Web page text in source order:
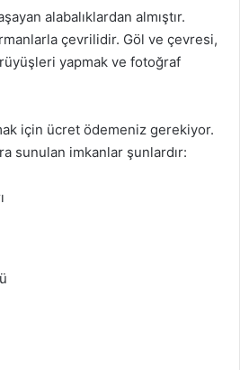
alabalıklardan almıştır.
çevrilidir. Göl ve çevresi,
yapmak ve fotoğraf
için ücret ödemeniz gerekiyor.
sunulan imkanlar şunlardır: